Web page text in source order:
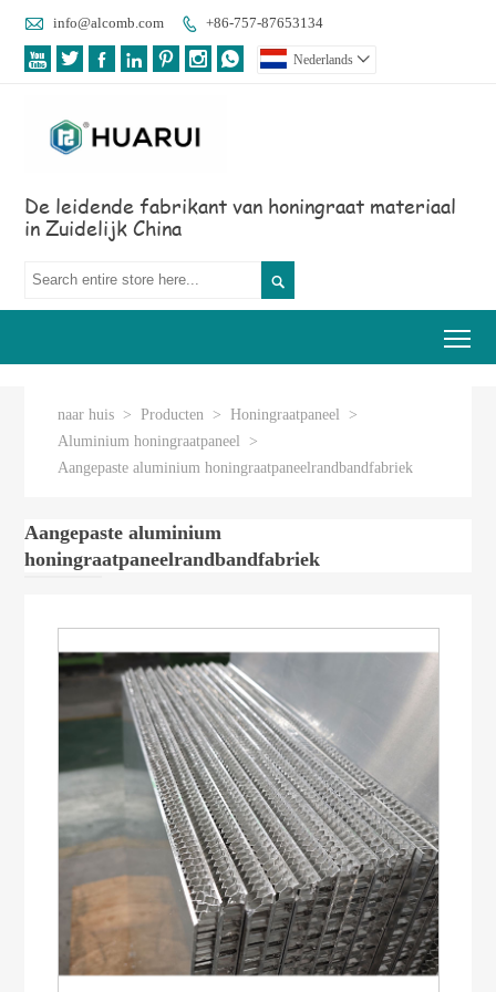
 info@alcomb.com  +86-757-87653134
       Nederlands 
De leidende fabrikant van honingraat materiaal
in Zuidelijk China

naar huis > Producten > Honingraatpaneel
>
Aluminium honingraatpaneel
>
Aangepaste aluminium honingraatpaneelrandbandfabriek
Aangepaste aluminium
honingraatpaneelrandbandfabriek